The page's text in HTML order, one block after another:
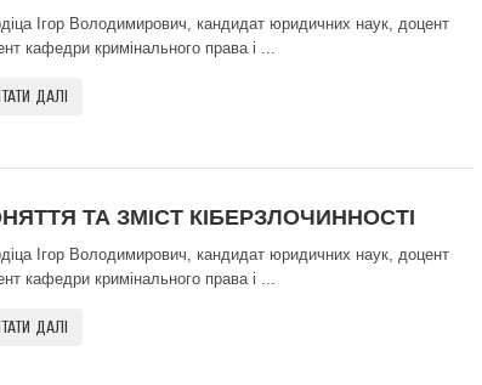
Ігор Володимирович, кандидат юридичних наук, доцент
кафедри кримінального права і ...
ДАЛІ
ТА ЗМІСТ КІБЕРЗЛОЧИННОСТІ
Ігор Володимирович, кандидат юридичних наук, доцент
кафедри кримінального права і ...
ДАЛІ